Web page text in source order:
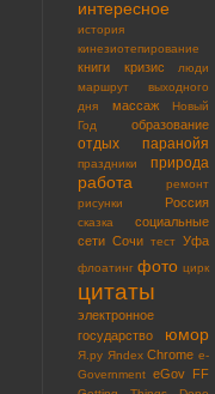
интересное
история
кинезиотепирование
книги кризис
люди
маршрут выходного
дня
массаж
Новый
Год
образование
отдых паранойя
праздники природа
работа
ремонт
рисунки
Россия
сказка
социальные
сети Сочи тест Уфа
флоатинг фото цирк
цитаты
электронное
государство
юмор
Я.ру Яndex Chrome e-
Government eGov FF